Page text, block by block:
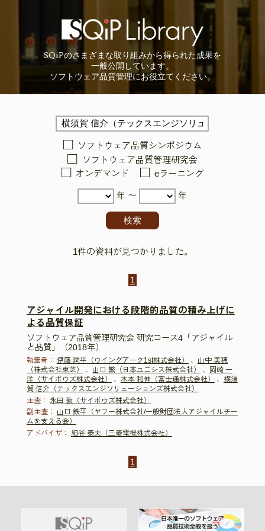
SQiPのさまざまな取り組みから得られた成果を
一般公開しています。
ソフトウェア品質管理にお役立てください。
ソフトウェア品質シンポジウム
ソフトウェア品質管理研究会
オンデマンド
eラーニング
年 〜 年
1件の資料が見つかりました。
1
アジャイル開発における段階的品質の積み上げに
よる品質保証
ソフトウェア品質管理研究会 研究コース4「アジャイル
と品質」（2018年）
執筆者： 伊藤 潤平（ウイングアーク1st株式会社） 、 山中 美穂
（株式会社東芝）
、 山口 繁（日本ユニシス株式会社） 、
岡崎 一
洋（サイボウズ株式会社）
、 木本 和伸（富士通株式会社） 、 横須
賀 信介（テックスエンジソリューションズ株式会社）
主査：
永田 敦（サイボウズ株式会社）
副主査：
山口 鉄平（ヤフー株式会社/一般財団法人アジャイルチー
ムを支える会）
アドバイザ：
細谷 泰夫（三菱電機株式会社）
1